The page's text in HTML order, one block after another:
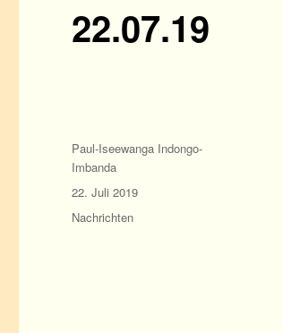
22.07.19
Autor
Paul-Iseewanga Indongo-
Imbanda
Veröffentlicht
am
22. Juli 2019
Kategorien
Nachrichten